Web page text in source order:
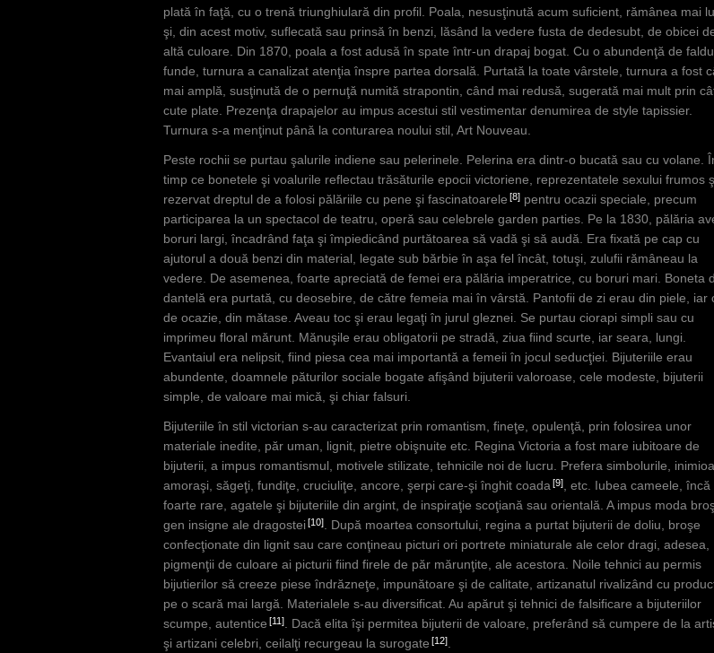
plată în faţă, cu o trenă triunghiulară din profil. Poala, nesusţinută acum suficient, rămânea mai
şi, din acest motiv, suflecată sau prinsă în benzi, lăsând la vedere fusta de dedesubt, de obicei
altă culoare. Din 1870, poala a fost adusă în spate într-un drapaj bogat. Cu o abundenţă de
funde, turnura a canalizat atenţia înspre partea dorsală. Purtată la toate vârstele, turnura a fost
mai amplă, susţinută de o pernuţă numită strapontin, când mai redusă, sugerată mai mult prin
cute plate. Prezenţa drapajelor au impus acestui stil vestimentar denumirea de style tapissier.
Turnura s-a menţinut până la conturarea noului stil, Art Nouveau.
Peste rochii se purtau şalurile indiene sau pelerinele. Pelerina era dintr-o bucată sau cu volane.
timp ce bonetele şi voalurile reflectau trăsăturile epocii victoriene, reprezentatele sexului frumos
rezervat dreptul de a folosi pălăriile cu pene şi fascinatoarele 8
pentru ocazii speciale, precum
participarea la un spectacol de teatru, operă sau celebrele garden parties. Pe la 1830, pălăria
boruri largi, încadrând faţa şi împiedicând purtătoarea să vadă şi să audă. Era fixată pe cap cu
ajutorul a două benzi din material, legate sub bărbie în aşa fel încât, totuşi, zulufii rămâneau la
vedere. De asemenea, foarte apreciată de femei era pălăria imperatrice, cu boruri mari. Boneta
dantelă era purtată, cu deosebire, de către femeia mai în vârstă. Pantofii de zi erau din piele, iar
de ocazie, din mătase. Aveau toc şi erau legaţi în jurul gleznei. Se purtau ciorapi simpli sau cu
imprimeu floral mărunt. Mănuşile erau obligatorii pe stradă, ziua fiind scurte, iar seara, lungi.
Evantaiul era nelipsit, fiind piesa cea mai importantă a femeii în jocul seducţiei. Bijuteriile erau
abundente, doamnele păturilor sociale bogate afişând bijuterii valoroase, cele modeste, bijuterii
simple, de valoare mai mică, şi chiar falsuri.
Bijuteriile în stil victorian s-au caracterizat prin romantism, fineţe, opulenţă, prin folosirea unor
materiale inedite, păr uman, lignit, pietre obişnuite etc. Regina Victoria a fost mare iubitoare de
bijuterii, a impus romantismul, motivele stilizate, tehnicile noi de lucru. Prefera simbolurile,
amoraşi, săgeţi, fundiţe, cruciuliţe, ancore, şerpi care-şi înghit coada 9
, etc. Iubea cameele, încă
foarte rare, agatele şi bijuteriile din argint, de inspiraţie scoţiană sau orientală. A impus moda
gen insigne ale dragostei 10
. După moartea consortului, regina a purtat bijuterii de doliu, broşe
confecţionate din lignit sau care conţineau picturi ori portrete miniaturale ale celor dragi, adesea,
pigmenţii de culoare ai picturii fiind firele de păr mărunţite, ale acestora. Noile tehnici au permis
bijutierilor să creeze piese îndrăzneţe, impunătoare şi de calitate, artizanatul rivalizând cu
pe o scară mai largă. Materialele s-au diversificat. Au apărut şi tehnici de falsificare a bijuteriilor
scumpe, autentice 11
. Dacă elita îşi permitea bijuterii de valoare, preferând să cumpere de la
şi artizani celebri, ceilalţi recurgeau la surogate 12